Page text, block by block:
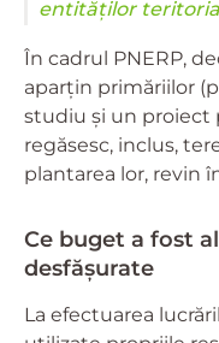
entităților
În cadrul PNERP,
aparțin primăriilor
studiu și un proiect
regăsesc, inclus,
plantarea lor, revin
Ce buget a fost
desfășurate
La efectuarea